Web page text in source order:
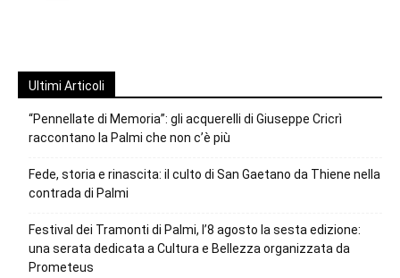
Ultimi Articoli
“Pennellate di Memoria”: gli acquerelli di Giuseppe Cricrì
raccontano la Palmi che non c’è più
Fede, storia e rinascita: il culto di San Gaetano da Thiene nella
contrada di Palmi
Festival dei Tramonti di Palmi, l’8 agosto la sesta edizione:
una serata dedicata a Cultura e Bellezza organizzata da
Prometeus